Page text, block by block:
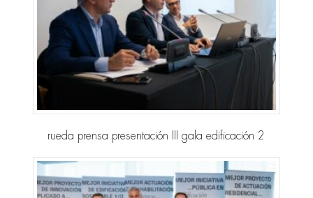
rueda prensa presentación III gala edificación 2